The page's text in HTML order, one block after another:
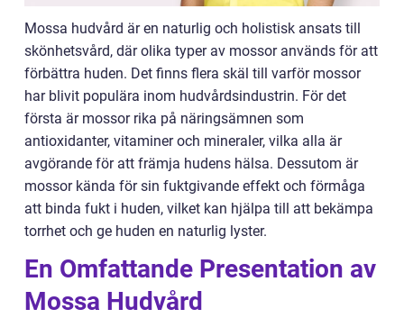
Mossa hudvård är en naturlig och holistisk ansats till
skönhetsvård, där olika typer av mossor används för att
förbättra huden. Det finns flera skäl till varför mossor
har blivit populära inom hudvårdsindustrin. För det
första är mossor rika på näringsämnen som
antioxidanter, vitaminer och mineraler, vilka alla är
avgörande för att främja hudens hälsa. Dessutom är
mossor kända för sin fuktgivande effekt och förmåga
att binda fukt i huden, vilket kan hjälpa till att bekämpa
torrhet och ge huden en naturlig lyster.
En Omfattande Presentation av
Mossa Hudvård